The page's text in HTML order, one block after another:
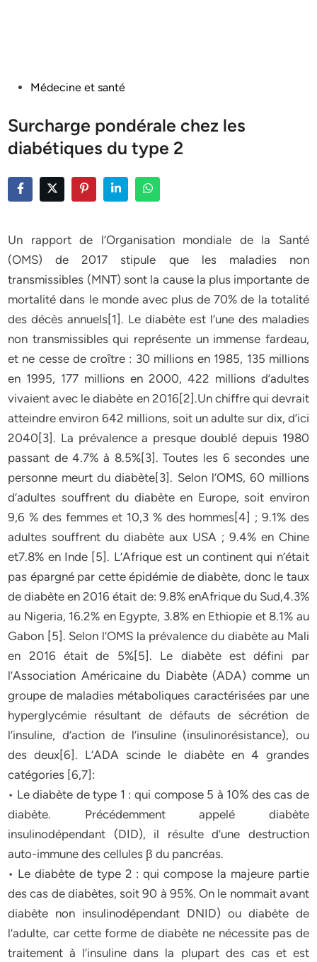
PostedMédecine et santé
Surcharge pondérale chez les
diabétiques du type 2
Un rapport de l’Organisation mondiale de la Santé
(OMS) de 2017 stipule que les maladies non
transmissibles (MNT) sont la cause la plus importante de
mortalité dans le monde avec plus de 70% de la totalité
des décès annuels[1]. Le diabète est l’une des maladies
non transmissibles qui représente un immense fardeau,
et ne cesse de croître : 30 millions en 1985, 135 millions
en 1995, 177 millions en 2000, 422 millions d’adultes
vivaient avec le diabète en 2016[2].Un chiffre qui devrait
atteindre environ 642 millions, soit un adulte sur dix, d’ici
2040[3]. La prévalence a presque doublé depuis 1980
passant de 4.7% à 8.5%[3]. Toutes les 6 secondes une
personne meurt du diabète[3]. Selon l’OMS, 60 millions
d’adultes souffrent du diabète en Europe, soit environ
9,6 % des femmes et 10,3 % des hommes[4] ; 9.1% des
adultes souffrent du diabète aux USA ; 9.4% en Chine
et7.8% en Inde [5]. L’Afrique est un continent qui n’était
pas épargné par cette épidémie de diabète, donc le taux
de diabète en 2016 était de: 9.8% enAfrique du Sud,4.3%
au Nigeria, 16.2% en Egypte, 3.8% en Ethiopie et 8.1% au
Gabon [5]. Selon l’OMS la prévalence du diabète au Mali
en 2016 était de 5%[5]. Le diabète est défini par
l’Association Américaine du Diabète (ADA) comme un
groupe de maladies métaboliques caractérisées par une
hyperglycémie résultant de défauts de sécrétion de
l’insuline, d’action de l’insuline (insulinorésistance), ou
des deux[6]. L’ADA scinde le diabète en 4 grandes
catégories [6,7]:
• Le diabète de type 1 : qui compose 5 à 10% des cas de
diabète. Précédemment appelé diabète
insulinodépendant (DID), il résulte d’une destruction
auto-immune des cellules β du pancréas.
• Le diabète de type 2 : qui compose la majeure partie
des cas de diabètes, soit 90 à 95%. On le nommait avant
diabète non insulinodépendant DNID) ou diabète de
l’adulte, car cette forme de diabète ne nécessite pas de
traitement à l’insuline dans la plupart des cas et est